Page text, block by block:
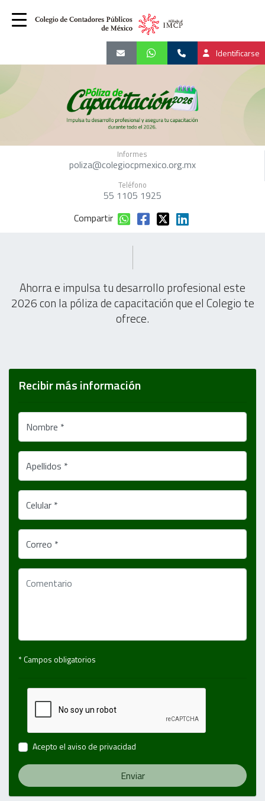
Identificarse
Informes
poliza@colegiocpmexico.org.mx
Teléfono
55 1105 1925
Compartir
Ahorra e impulsa tu desarrollo profesional este
2026 con la póliza de capacitación que el Colegio te
ofrece.
Recibir más información
Nombre *
Apellidos *
Celular *
Correo *
* Campos obligatorios
Acepto el aviso de privacidad
Enviar